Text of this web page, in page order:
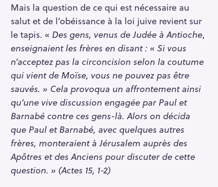
Mais la question de ce qui est nécessaire au
salut et de l’obéissance à la loi juive revient sur
le tapis. « Des gens, venus de Judée à Antioche,
enseignaient les frères en disant : « Si vous
n’acceptez pas la circoncision selon la coutume
qui vient de Moïse, vous ne pouvez pas être
sauvés. » Cela provoqua un affrontement ainsi
qu’une vive discussion engagée par Paul et
Barnabé contre ces gens-là. Alors on décida
que Paul et Barnabé, avec quelques autres
frères, monteraient à Jérusalem auprès des
Apôtres et des Anciens pour discuter de cette
question. » (Actes 15, 1-2)